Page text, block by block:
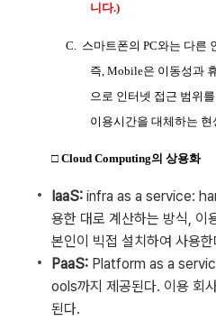
니다.)
C. 스마트폰의 PC와는 다른
즉, Mobile은 이동성과
으로 인터넷 접근 범위
이용시간을 대체하는 현
□ Cloud Computing의 상용화
IaaS: infra as a service:
용한 대로 계산하는 방식,
본인이 빅접 설치하여 사용한
PaaS: Platform as a
ools까지 제공된다. 이용 회
된다.